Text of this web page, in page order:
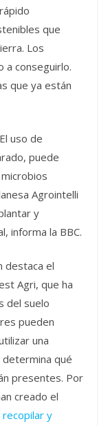
que
Los
a conseguirlo.
que ya están
El uso de
puede
Agrointelli
y
informa la BBC.
destaca el
Agri, que ha
del suelo
pueden
una
determina qué
presentes. Por
creado el
recopilar y